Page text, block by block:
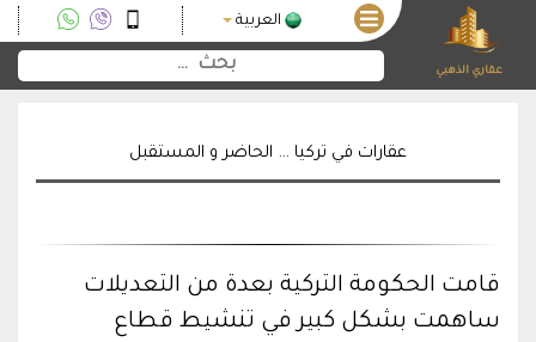
عقاري الذهبي
العربية
عقارات في تركيا … الحاضر و المستقبل
قامت الحكومة التركية بعدة من التعديلات
ساهمت بشكل كبير في تنشيط قطاع